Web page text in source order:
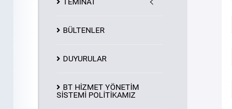
BÜLTENLER
DUYURULAR
BT HİZMET YÖNETİM
SİSTEMİ POLİTİKAMIZ